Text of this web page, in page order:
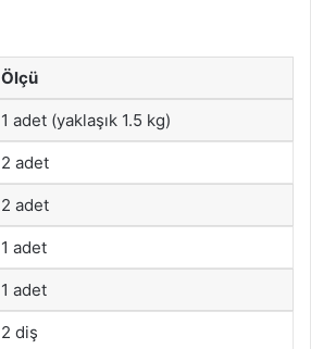
Ölçü
1 adet (yaklaşık 1.5 kg)
2 adet
2 adet
1 adet
1 adet
2 diş